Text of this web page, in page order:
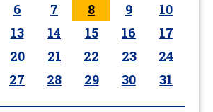
6 7 8 9
10
13 14 15 16
17
20 21 22 23
24
27 28 29 30 31